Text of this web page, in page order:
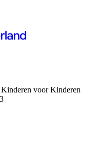
voor Kinderen